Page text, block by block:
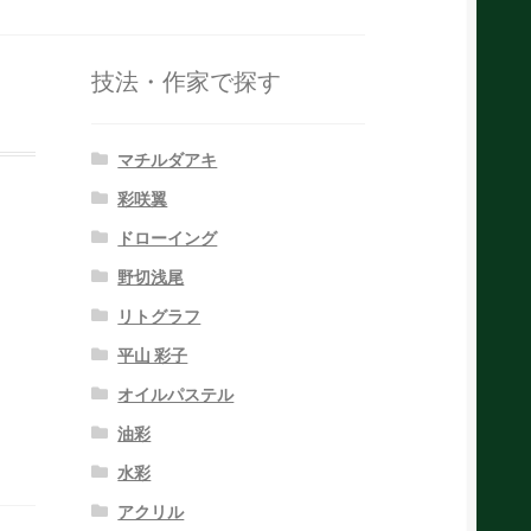
技法・作家で探す
マチルダアキ
彩咲翼
ドローイング
野切浅尾
リトグラフ
平山 彩子
オイルパステル
油彩
水彩
アクリル